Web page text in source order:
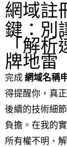
網域註
鍵：別
「解
牌地雷
完成網域名稱
得提醒你，真
後續的技術細
負擔。在我的
所有權不明、